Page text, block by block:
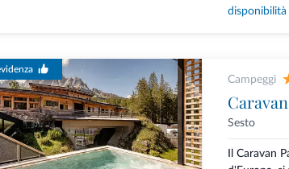
disponibilità
Campeggi
Sesto
Il Caravan